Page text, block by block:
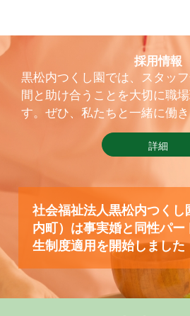
採用情報
黒松内つくし園では、スタッ
間と助け合うことを大切に職
す。ぜひ、私たちと一緒に働
詳細
社会福祉法人黒松内つく
内町）は事実婚と同性パ
生制度適用を開始しました